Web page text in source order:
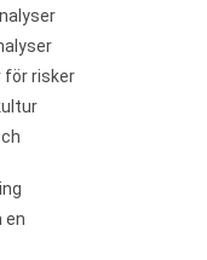
för risker
en